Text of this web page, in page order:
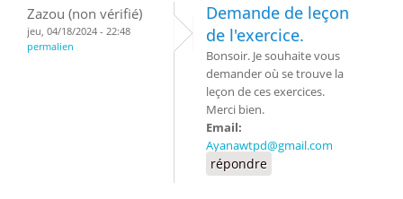
Zazou (non vérifié)
jeu, 04/18/2024 - 22:48
permalien
Demande de leçon
de l'exercice.
Bonsoir. Je souhaite vous
demander où se trouve la
leçon de ces exercices.
Merci bien.
Email:
Ayanawtpd@gmail.com
répondre